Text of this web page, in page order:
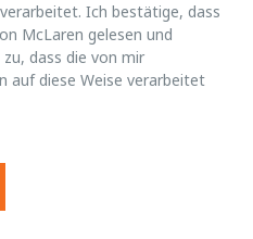
verarbeitet. Ich bestätige, dass
McLaren gelesen und
dass die von mir
diese Weise verarbeitet